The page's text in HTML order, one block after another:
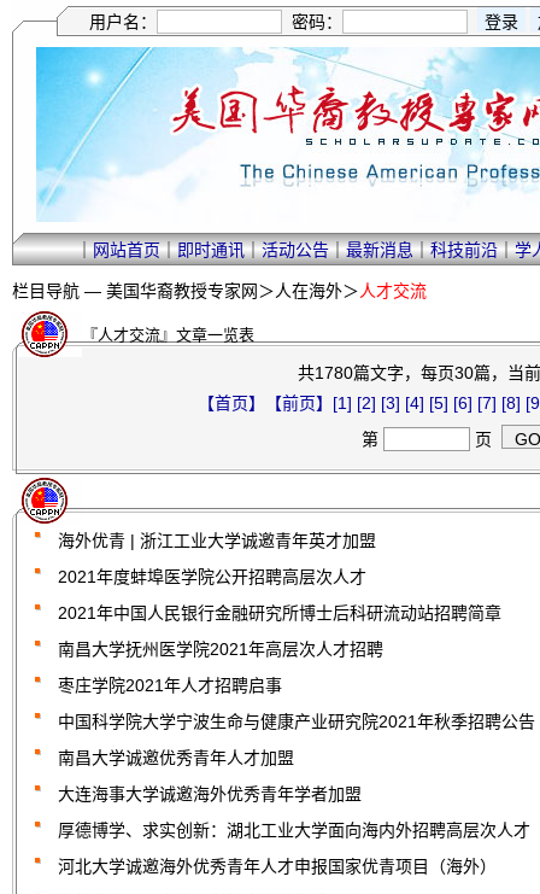
用户名： 密码：
｜网站首页｜即时通讯｜活动公告｜最新消息｜科技前沿｜学
栏目导航 — 美国华裔教授专家网＞人在海外＞人才交流
『人才交流』文章一览表
共1780篇文字，每页30篇，当
【首页】
【前页】 [1] [2] [3] [4] [5] [6] [7] [8]
第
页
海外优青 | 浙江工业大学诚邀青年英才加盟
2021年度蚌埠医学院公开招聘高层次人才
2021年中国人民银行金融研究所博士后科研流动站招聘简章
南昌大学抚州医学院2021年高层次人才招聘
枣庄学院2021年人才招聘启事
中国科学院大学宁波生命与健康产业研究院2021年秋季招聘公告
南昌大学诚邀优秀青年人才加盟
大连海事大学诚邀海外优秀青年学者加盟
厚德博学、求实创新：湖北工业大学面向海内外招聘高层次人才
河北大学诚邀海外优秀青年人才申报国家优青项目（海外）